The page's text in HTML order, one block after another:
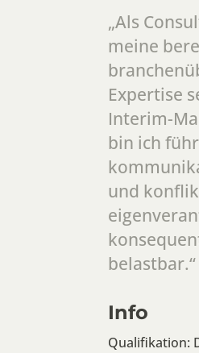
„Als
meine
Expertise
Interim-
bin ich
und
belastbar.“
Info
Qualifikation: